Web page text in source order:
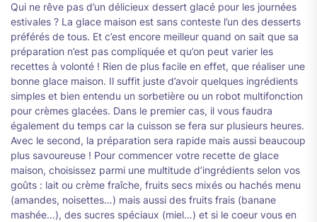
Qui ne rêve pas d’un délicieux dessert glacé pour les journées
estivales ? La glace maison est sans conteste l’un des desserts
préférés de tous. Et c’est encore meilleur quand on sait que sa
préparation n’est pas compliquée et qu’on peut varier les
recettes à volonté ! Rien de plus facile en effet, que réaliser une
bonne glace maison. Il suffit juste d’avoir quelques ingrédients
simples et bien entendu un sorbetière ou un robot multifonction
pour crèmes glacées. Dans le premier cas, il vous faudra
également du temps car la cuisson se fera sur plusieurs heures.
Avec le second, la préparation sera rapide mais aussi beaucoup
plus savoureuse ! Pour commencer votre recette de glace
maison, choisissez parmi une multitude d’ingrédients selon vos
goûts : lait ou crème fraîche, fruits secs mixés ou hachés menu
(amandes, noisettes…) mais aussi des fruits frais (banane
mashée…), des sucres spéciaux (miel…) et si le coeur vous en